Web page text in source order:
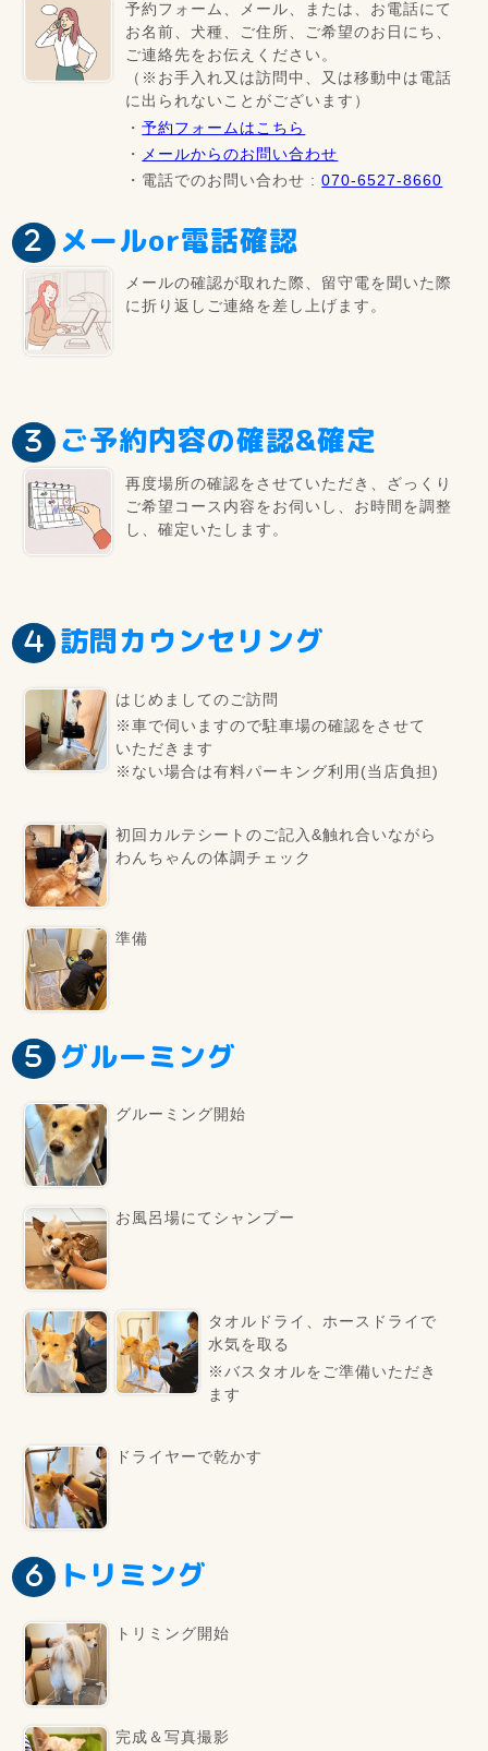
予約フォーム、メール、または、お電話にて
お名前、犬種、ご住所、ご希望のお日にち、
ご連絡先をお伝えください。
（※お手入れ又は訪問中、又は移動中は電話
に出られないことがございます）
・予約フォームはこちら
・ メールからのお問い合わせ
・電話でのお問い合わせ :070-6527-8660
メールor電話確認
メールの確認が取れた際、留守電を聞いた際
に折り返しご連絡を差し上げます。
ご予約内容の確認&確定
再度場所の確認をさせていただき、ざっくり
ご希望コース内容をお伺いし、お時間を調整
し、確定いたします。
訪問カウンセリング
はじめましてのご訪問
※車で伺いますので駐車場の確認をさせて
いただきます
※ない場合は有料パーキング利用(当店負担)
初回カルテシートのご記入&触れ合いながら
わんちゃんの体調チェック
準備
グルーミング
グルーミング開始
お風呂場にてシャンプー
タオルドライ、ホースドライで
水気を取る
※バスタオルをご準備いただき
ます
ドライヤーで乾かす
トリミング
トリミング開始
完成＆写真撮影